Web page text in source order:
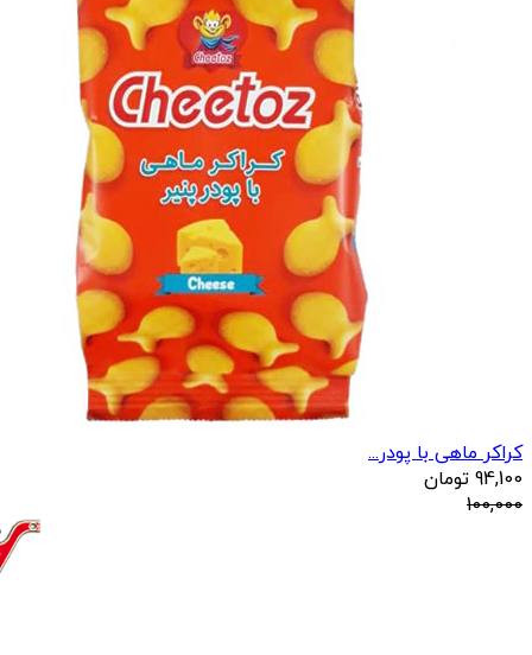
کراکر ماهی با پودر...
94,100 تومان
100,000